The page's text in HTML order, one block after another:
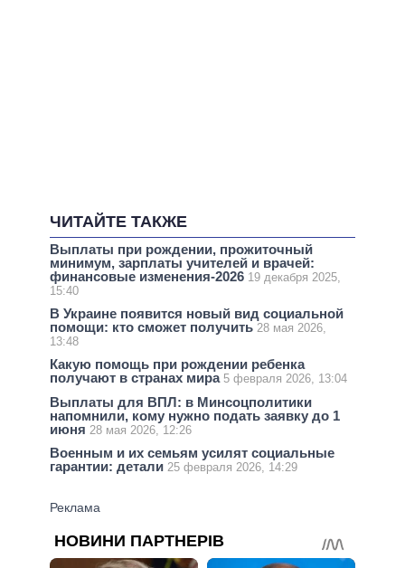
ЧИТАЙТЕ ТАКЖЕ
Выплаты при рождении, прожиточный
минимум, зарплаты учителей и врачей:
финансовые изменения-2026 19 декабря 2025,
15:40
В Украине появится новый вид социальной
помощи: кто сможет получить 28 мая 2026,
13:48
Какую помощь при рождении ребенка
получают в странах мира 5 февраля 2026, 13:04
Выплаты для ВПЛ: в Минсоцполитики
напомнили, кому нужно подать заявку до 1
июня 28 мая 2026, 12:26
Военным и их семьям усилят социальные
гарантии: детали 25 февраля 2026, 14:29